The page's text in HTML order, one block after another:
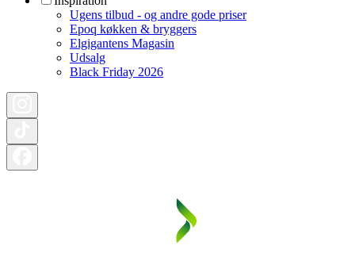
Ugens tilbud - og andre gode priser
Epoq køkken & bryggers
Elgigantens Magasin
Udsalg
Black Friday 2026